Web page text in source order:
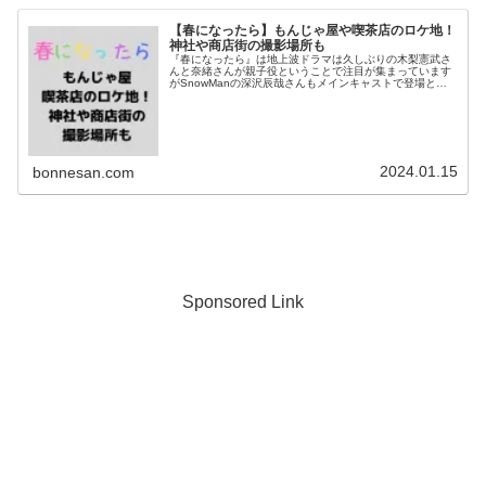
【春になったら】もんじゃ屋や喫茶店のロケ地！
神社や商店街の撮影場所も
『春になったら』は地上波ドラマは久しぶりの木梨憲武さ
んと奈緒さんが親子役ということで注目が集まっています
がSnowManの深沢辰哉さんもメインキャストで登場とあ
bonnesan.com 2024.01.15
Sponsored Link